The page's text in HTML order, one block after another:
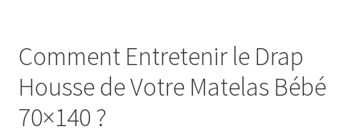
Comment Entretenir le Drap
Housse de Votre Matelas Bébé
70×140 ?